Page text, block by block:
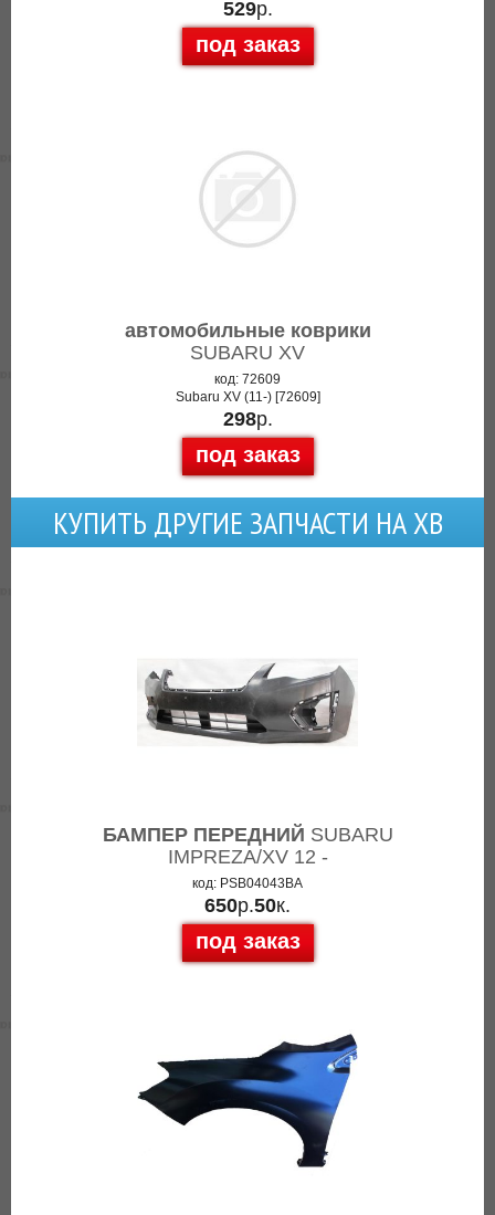
529р.
под заказ
автомобильные коврики
SUBARU XV
код: 72609
Subaru XV (11-) [72609]
298р.
под заказ
КУПИТЬ ДРУГИЕ ЗАПЧАСТИ НА ХВ
БАМПЕР ПЕРЕДНИЙ SUBARU
IMPREZA/XV 12 -
код: PSB04043BA
650р.50к.
под заказ